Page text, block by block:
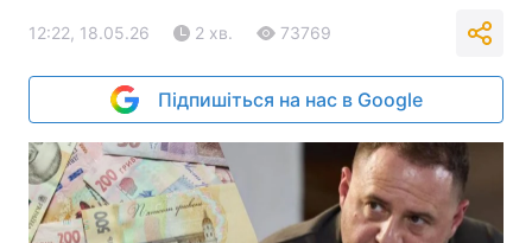
12:22, 18.05.26 2 хв. 73769
Підпишіться на нас в Google